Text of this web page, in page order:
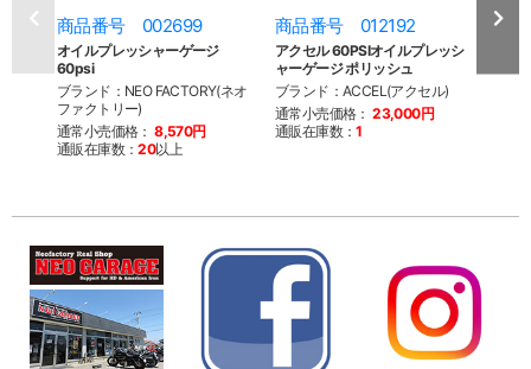
商品番号 002699
オイルプレッシャーゲージ
60psi
ブランド：NEO FACTORY(ネオ
ファクトリー)
通常小売価格： 8,570円
通販在庫数：20以上
商品番号 012192
アクセル 60PSIオイルプレッシ
ャーゲージ ポリッシュ
ブランド：ACCEL(アクセル)
通常小売価格： 23,000円
通販在庫数：1
商